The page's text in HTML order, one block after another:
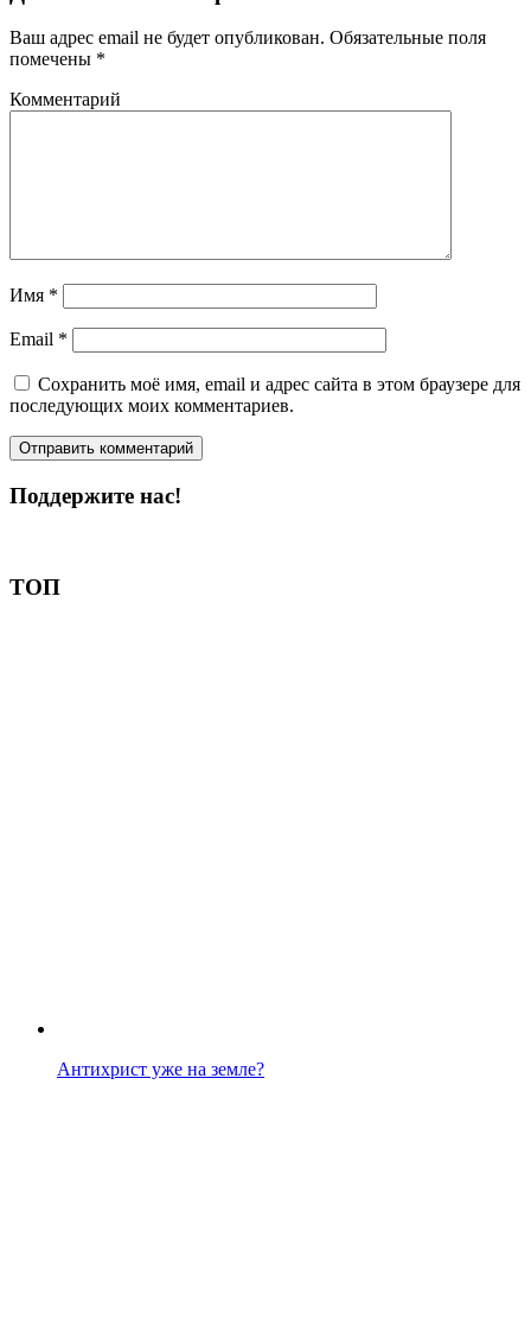
Ваш адрес email не будет опубликован. Обязательные поля
помечены *
Комментарий
Имя *
Email *
Сохранить моё имя, email и адрес сайта в этом браузере для
последующих моих комментариев.
Поддержите нас!
ТОП
Антихрист уже на земле?